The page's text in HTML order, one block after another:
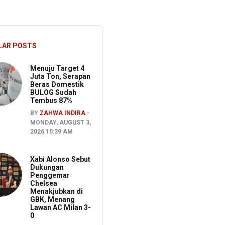
POSTS
Menuju Target 4
Juta Ton, Serapan
Beras Domestik
BULOG Sudah
Tembus 87%
BY ZAHWA INDIRA
MONDAY, AUGUST 3,
2026 10:39 AM
Xabi Alonso Sebut
Dukungan
Penggemar
Chelsea
Menakjubkan di
GBK, Menang
Lawan AC Milan 3-
0